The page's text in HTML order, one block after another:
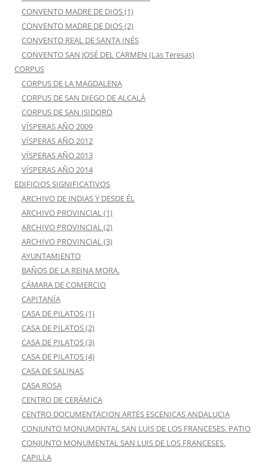
CONVENTO MADRE DE DIOS (1)
CONVENTO MADRE DE DIOS (2)
CONVENTO REAL DE SANTA INÉS
CONVENTO SAN JOSÉ DEL CARMEN (Las Teresas)
CORPUS
CORPUS DE LA MAGDALENA
CORPUS DE SAN DIEGO DE ALCALÁ
CORPUS DE SAN ISIDORO
VÍSPERAS AÑO 2009
VÍSPERAS AÑO 2012
VÍSPERAS AÑO 2013
VÍSPERAS AÑO 2014
EDIFICIOS SIGNIFICATIVOS
ARCHIVO DE INDIAS Y DESDE ÉL
ARCHIVO PROVINCIAL (1)
ARCHIVO PROVINCIAL (2)
ARCHIVO PROVINCIAL (3)
AYUNTAMIENTO
BAÑOS DE LA REINA MORA.
CÁMARA DE COMERCIO
CAPITANÍA
CASA DE PILATOS (1)
CASA DE PILATOS (2)
CASA DE PILATOS (3)
CASA DE PILATOS (4)
CASA DE SALINAS
CASA ROSA
CENTRO DE CERÁMICA
CENTRO DOCUMENTACION ARTES ESCENICAS ANDALUCIA
CONJUNTO MONUMDNTAL SAN LUIS DE LOS FRANCESES. PATIO
CONJUNTO MONUMENTAL SAN LUIS DE LOS FRANCESES.
CAPILLA